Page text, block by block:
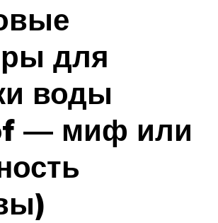
для
воды
— миф или